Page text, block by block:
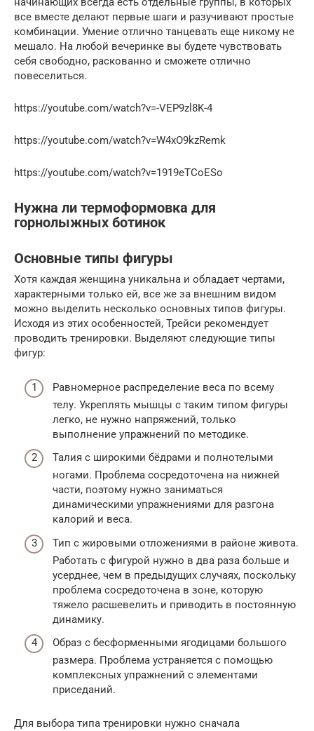
все вместе делают первые шаги и разучивают простые
комбинации. Умение отлично танцевать еще никому не
мешало. На любой вечеринке вы будете чувствовать
себя свободно, раскованно и сможете отлично
повеселиться.
https://youtube.com/watch?v=-VEP9zl8K-4
https://youtube.com/watch?v=W4xO9kzRemk
https://youtube.com/watch?v=1919eTCoESo
Нужна ли термоформовка для
горнолыжных ботинок
Основные типы фигуры
Хотя каждая женщина уникальна и обладает чертами,
характерными только ей, все же за внешним видом
можно выделить несколько основных типов фигуры.
Исходя из этих особенностей, Трейси рекомендует
проводить тренировки. Выделяют следующие типы
фигур:
Равномерное распределение веса по всему
телу. Укреплять мышцы с таким типом фигуры
легко, не нужно напряжений, только
выполнение упражнений по методике.
Талия с широкими бёдрами и полнотелыми
ногами. Проблема сосредоточена на нижней
части, поэтому нужно заниматься
динамическими упражнениями для разгона
калорий и веса.
Тип с жировыми отложениями в районе живота.
Работать с фигурой нужно в два раза больше и
усерднее, чем в предыдущих случаях, поскольку
проблема сосредоточена в зоне, которую
тяжело расшевелить и приводить в постоянную
динамику.
Образ с бесформенными ягодицами большого
размера. Проблема устраняется с помощью
комплексных упражнений с элементами
приседаний.
Для выбора типа тренировки нужно сначала